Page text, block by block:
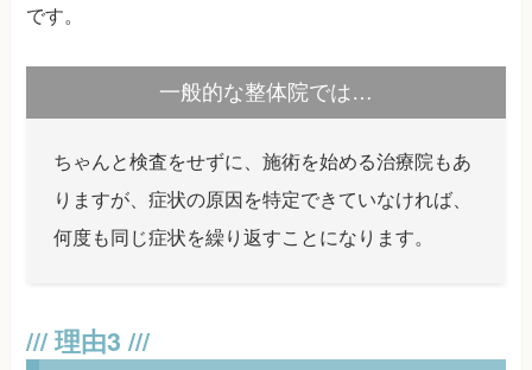
です。
一般的な整体院では…
ちゃんと検査をせずに、施術を始める治療院もあ
りますが、症状の原因を特定できていなければ、
何度も同じ症状を繰り返すことになります。